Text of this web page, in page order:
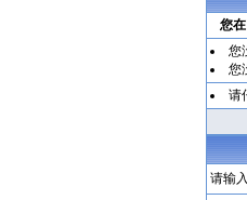
您
您
您
请
请输